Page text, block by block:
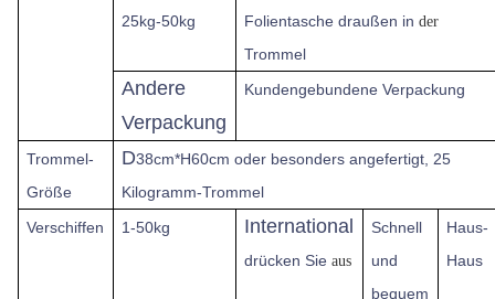
25kg-50kg
Folientasche draußen in der
Trommel
Andere
Verpackung
Kundengebundene Verpackung
Trommel-
Größe
D38cm*H60cm oder besonders angefertigt, 25
Kilogramm-Trommel
Verschiffen
1-50kg International
drücken Sie aus
Schnell
und
bequem
Haus-
Haus